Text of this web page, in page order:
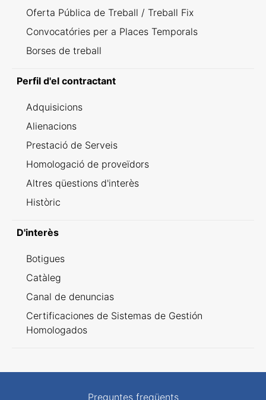
Oferta Pública de Treball / Treball Fix
Convocatóries per a Places Temporals
Borses de treball
Perfil d'el contractant
Adquisicions
Alienacions
Prestació de Serveis
Homologació de proveïdors
Altres qüestions d'interès
Històric
D'interès
Botigues
Catàleg
Canal de denuncias
Certificaciones de Sistemas de Gestión
Homologados
Preguntes freqüents